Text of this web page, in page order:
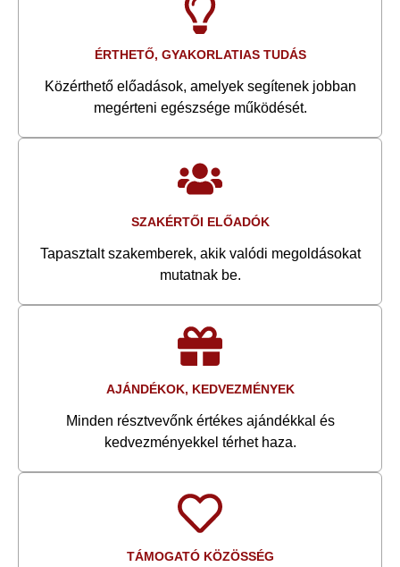
ÉRTHETŐ, GYAKORLATIAS TUDÁS
Közérthető előadások, amelyek segítenek jobban
megérteni egészsége működését.
SZAKÉRTŐI ELŐADÓK
Tapasztalt szakemberek, akik valódi megoldásokat
mutatnak be.
AJÁNDÉKOK, KEDVEZMÉNYEK
Minden résztvevőnk értékes ajándékkal és
kedvezményekkel térhet haza.
TÁMOGATÓ KÖZÖSSÉG